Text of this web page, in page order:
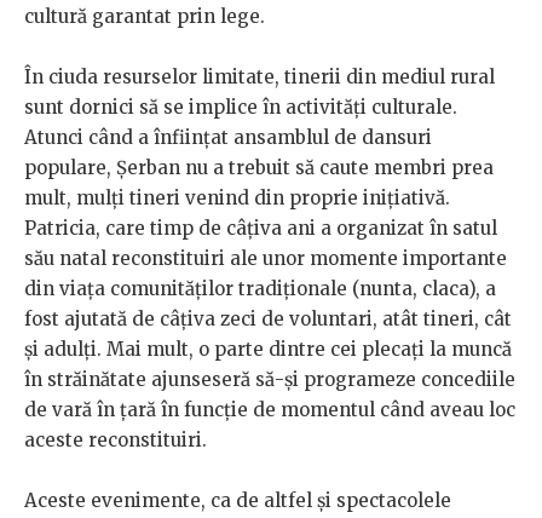
cultură garantat prin lege.
În ciuda resurselor limitate, tinerii din mediul rural
sunt dornici să se implice în activități culturale.
Atunci când a înființat ansamblul de dansuri
populare, Șerban nu a trebuit să caute membri prea
mult, mulți tineri venind din proprie inițiativă.
Patricia, care timp de câțiva ani a organizat în satul
său natal reconstituiri ale unor momente importante
din viața comunităților tradiționale (nunta, claca), a
fost ajutată de câțiva zeci de voluntari, atât tineri, cât
și adulți. Mai mult, o parte dintre cei plecați la muncă
în străinătate ajunseseră să-și programeze concediile
de vară în țară în funcție de momentul când aveau loc
aceste reconstituiri.
Aceste evenimente, ca de altfel și spectacolele